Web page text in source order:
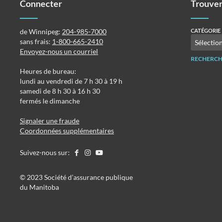
Connecter
de Winnipeg: 204-985-7000
sans frais: 1-800-665-2410
Envoyez-nous un courriel
Heures de bureau:
lundi au vendredi de 7 h 30 à 19 h
samedi de 8 h 30 à 16 h 30
fermés le dimanche
Signaler une fraude
Coordonnées supplémentaires
Suivez-nous sur:
©️️ 2023 Société d’assurance publique
du Manitoba
CATÉGORIE